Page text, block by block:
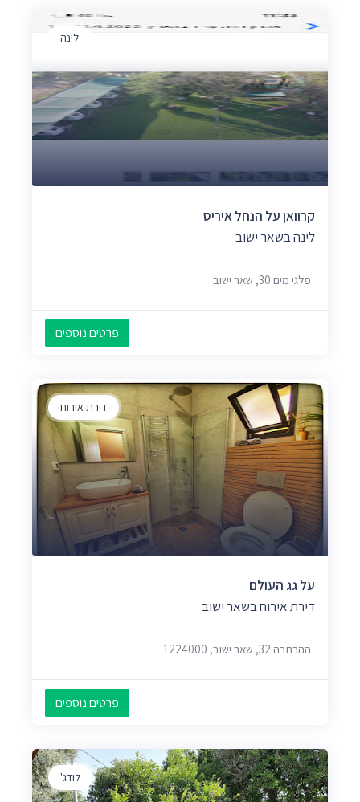
לינה
קרוואן על הנחל איריס
לינה בשאר ישוב
פלגי מים 30, שאר ישוב
פרטים נוספים
דירת אירוח
על גג העולם
דירת אירוח בשאר ישוב
ההרחבה 32, שאר ישוב, 1224000
פרטים נוספים
לודג'